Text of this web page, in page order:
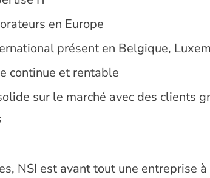
en Europe
présent en Belgique,
continue et rentable
sur le marché avec des clients
NSI est avant tout une entreprise